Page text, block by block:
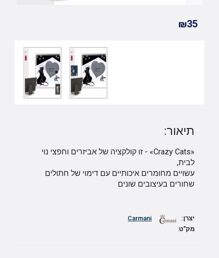
₪35
תיאור:
«Crazy Cats» - זו קולקציה של אביזרים וחפצי נוי
לבית,
עשויים מחומרים איכותיים עם דימוי של חתולים
שחורים בעיצובים שונים
יצרן:
Carmani
מק"ט: